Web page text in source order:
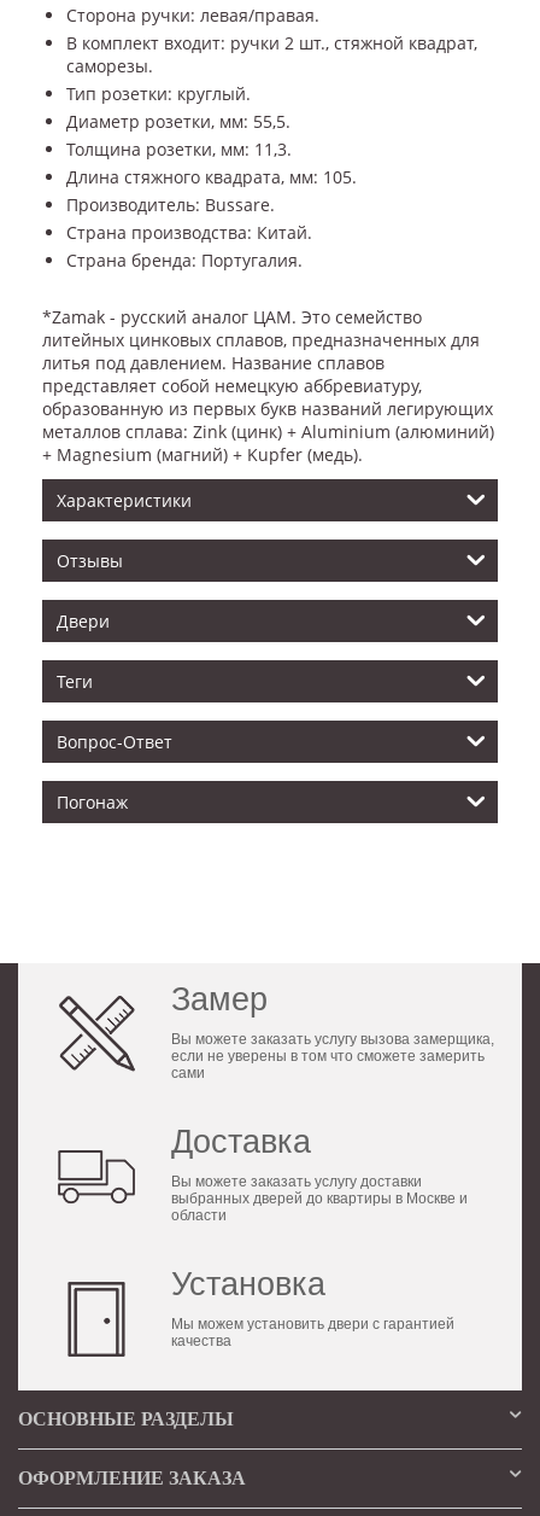
Сторона ручки: левая/правая.
В комплект входит: ручки 2 шт., стяжной квадрат,
саморезы.
Тип розетки: круглый.
Диаметр розетки, мм: 55,5.
Толщина розетки, мм: 11,3.
Длина стяжного квадрата, мм: 105.
Производитель: Bussare.
Страна производства: Китай.
Страна бренда: Португалия.
*Zamak - русский аналог ЦАМ. Это семейство
литейных цинковых сплавов, предназначенных для
литья под давлением. Название сплавов
представляет собой немецкую аббревиатуру,
образованную из первых букв названий легирующих
металлов сплава: Zink (цинк) + Aluminium (алюминий)
+ Magnesium (магний) + Kupfer (медь).
Характеристики
Отзывы
Двери
Теги
Вопрос-Ответ
Погонаж
Замер
Вы можете заказать услугу вызова замерщика,
если не уверены в том что сможете замерить
сами
Доставка
Вы можете заказать услугу доставки
выбранных дверей до квартиры в Москве и
области
Установка
Мы можем установить двери с гарантией
качества
ОСНОВНЫЕ РАЗДЕЛЫ
ОФОРМЛЕНИЕ ЗАКАЗА